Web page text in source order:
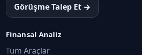
Görüşme Talep Et →
Finansal Analiz
Tüm Araçlar